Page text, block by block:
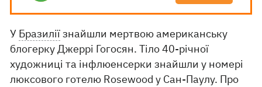
У Бразиліїзнайшли мертвою американську
блогерку Джеррі Гогосян. Тіло 40-річної
художниці та інфлюенсерки знайшли у номері
люксового готелю Rosewood у Сан-Паулу. Про